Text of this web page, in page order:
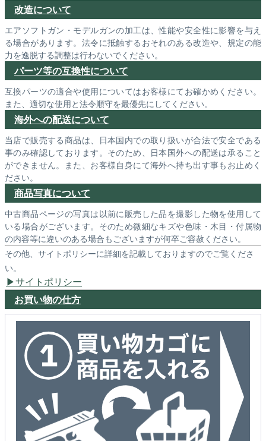
改造について
エアソフトガン・モデルガンの加工は、性能や安全性に影響を与え
る場合があります。法令に抵触するおそれのある改造や、規定の能
力を逸脱する調整は行わないでください。
パーツ等の互換性について
互換パーツの適合や使用についてはお客様にてお確かめください。
また、適切な使用と法令順守を最優先にしてください。
海外への配送について
当店で販売する商品は、日本国内での取り扱いが合法で安全である
事のみ確認しております。そのため、日本国外への配送は承ること
ができません。また、お客様自身にて海外へ持ち出す事もお止めく
ださい。
商品写真について
中古商品ページの写真は以前に販売した品を撮影した物を使用して
いる場合がございます。そのため微細なキズや色味・木目・付属物
の内容等に違いのある場合もございますが何卒ご容赦ください。
その他、サイトポリシーに詳細を記載しておりますのでご覧くださ
い。
サイトポリシー
お買い物の仕方